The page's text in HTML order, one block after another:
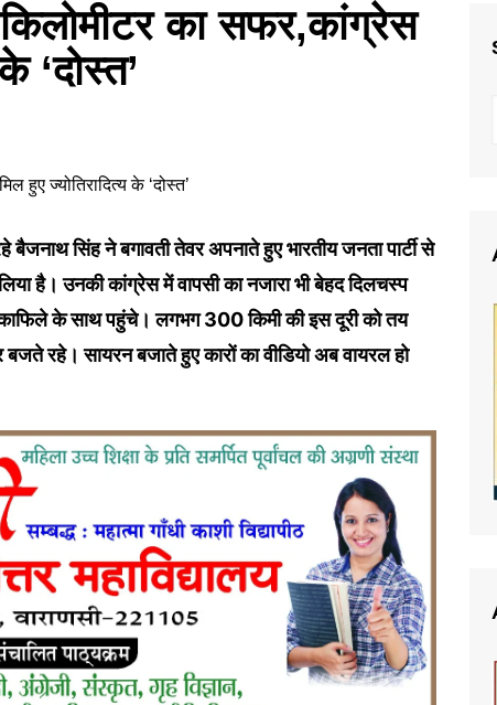
का सफर,कांग्रेस
‘दोस्त’
बैजनाथ सिंह ने बगावती तेवर अपनाते हुए भारतीय जनता पार्टी से
है। उनकी कांग्रेस में वापसी का नजारा भी बेहद दिलचस्प
के साथ पहुंचे। लगभग 300 किमी की इस दूरी को तय
रहे। सायरन बजाते हुए कारों का वीडियो अब वायरल हो